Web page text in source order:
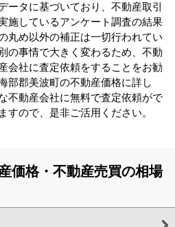
ータに基づいており、不動産取引
施しているアンケート調査の結果
丸め以外の補正は一切行われてい
の事情で大きく変わるため、不動
会社に査定依頼をすることをお勧
部郡美波町の不動産価格に詳し
不動産会社に無料で査定依頼がで
すので、是非ご活用ください。
価格・不動産売買の相場